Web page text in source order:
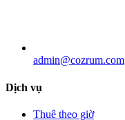
admin@cozrum.com
Dịch vụ
Thuê theo giờ